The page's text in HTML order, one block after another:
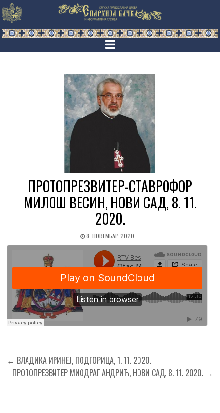
ПРОТОПРЕЗВИТЕР-СТАВРОФОР
МИЛОШ ВЕСИН, НОВИ САД, 8. 11.
2020.
8. НОВЕМБАР 2020.
Кретање
чланка
← ВЛАДИКА ИРИНЕЈ, ПОДГОРИЦА, 1. 11. 2020.
ПРОТОПРЕЗВИТЕР МИОДРАГ АНДРИЋ, НОВИ САД, 8. 11. 2020. →